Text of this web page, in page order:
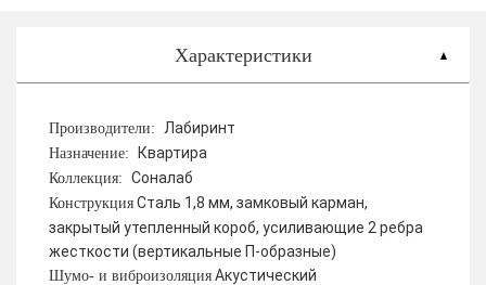
Характеристики
Производители: Лабиринт
Назначение: Квартира
Коллекция: Соналаб
Конструкция Сталь 1,8 мм, замковый карман,
закрытый утепленный короб, усиливающие 2 ребра
жесткости (вертикальные П-образные)
Шумо- и виброизоляция Акустический